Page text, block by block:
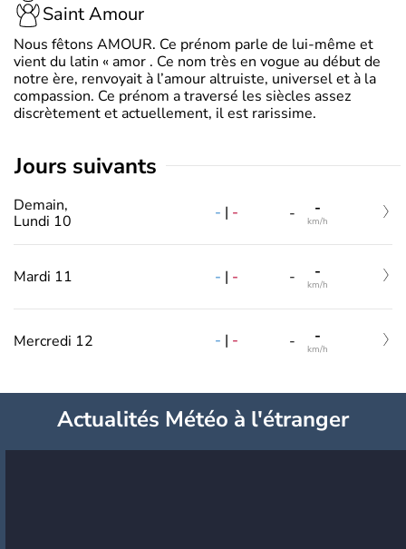
Saint Amour
Nous fêtons AMOUR. Ce prénom parle de lui-même et
vient du latin « amor . Ce nom très en vogue au début de
notre ère, renvoyait à l’amour altruiste, universel et à la
compassion. Ce prénom a traversé les siècles assez
discrètement et actuellement, il est rarissime.
jours suivants
Demain,
Lundi 10
- | - - -
km/h
Mardi 11 - | - - -
km/h
Mercredi 12 - | - - -
km/h
Actualités Météo à l'étranger